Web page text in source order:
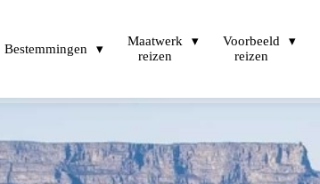
Bestemmingen
Maatwerk
reizen
Voorbeeld
reizen